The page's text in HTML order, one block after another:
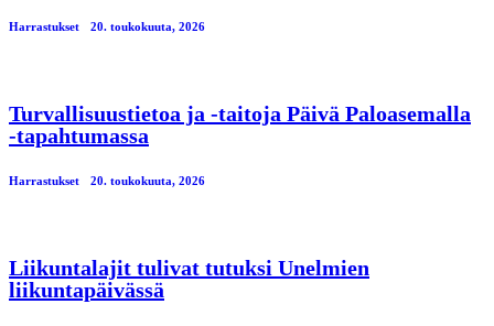
Harrastukset 20. toukokuuta, 2026
Turvallisuustietoa ja -taitoja Päivä Paloasemalla
-tapahtumassa
Harrastukset 20. toukokuuta, 2026
Liikuntalajit tulivat tutuksi Unelmien
liikuntapäivässä